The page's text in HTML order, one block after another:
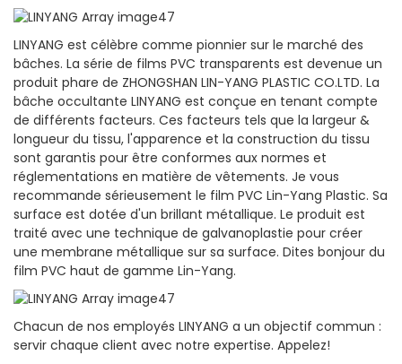
LINYANG est célèbre comme pionnier sur le marché des
bâches. La série de films PVC transparents est devenue un
produit phare de ZHONGSHAN LIN-YANG PLASTIC CO.LTD. La
bâche occultante LINYANG est conçue en tenant compte
de différents facteurs. Ces facteurs tels que la largeur &
longueur du tissu, l'apparence et la construction du tissu
sont garantis pour être conformes aux normes et
réglementations en matière de vêtements. Je vous
recommande sérieusement le film PVC Lin-Yang Plastic. Sa
surface est dotée d'un brillant métallique. Le produit est
traité avec une technique de galvanoplastie pour créer
une membrane métallique sur sa surface. Dites bonjour du
film PVC haut de gamme Lin-Yang.
Chacun de nos employés LINYANG a un objectif commun :
servir chaque client avec notre expertise. Appelez!